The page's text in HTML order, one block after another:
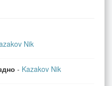
Nik
- Kazakov Nik